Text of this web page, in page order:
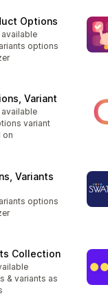
Options
available
options
Variant
available
variant
on
Variants
options
Collection
& variants as